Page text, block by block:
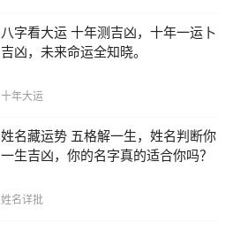
八字看大运 十年测吉凶，十年一运卜
吉凶，未来命运全知晓。
十年大运
姓名藏运势 五格解一生，姓名判断你
一生吉凶，你的名字真的适合你吗？
姓名详批